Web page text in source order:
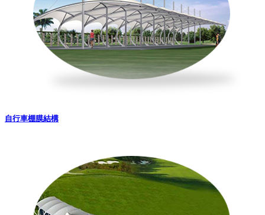
自行車棚膜結構